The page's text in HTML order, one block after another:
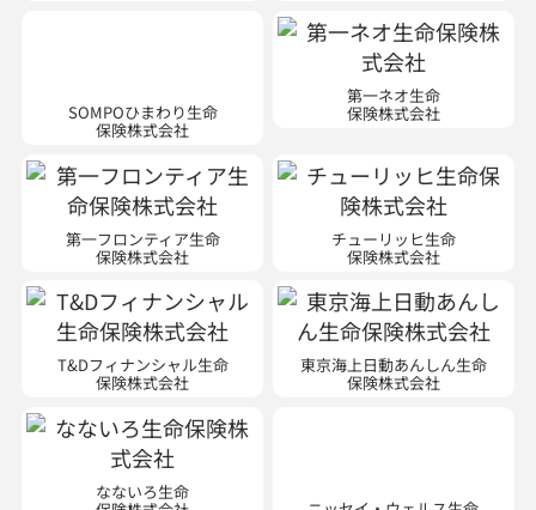
保険株式会社
第一ネオ生命
保険株式会社
第一フロンティア生命
保険株式会社
チューリッヒ生命
保険株式会社
T&Dフィナンシャル生命
保険株式会社
東京海上日動あんしん生命
保険株式会社
なないろ生命
保険株式会社